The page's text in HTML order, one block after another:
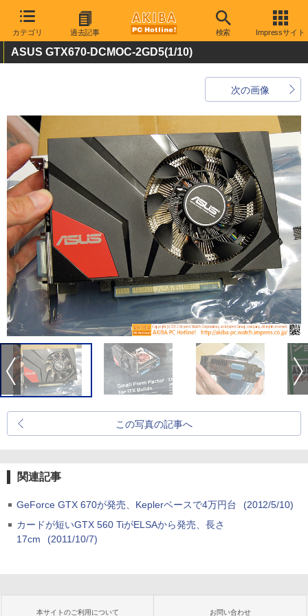
カテゴリ 過去記事 検索 Impressサイト
ASUS GTX670-DCMOC-2GD5(1/10)
次の画像
この写真の記事へ
関連記事
GeForce GTX 670が発売、Keplerベースで4万円台
(2012/5/10)
カードが短いGTX 560 TiがELSAから発売、長さ
17cm
(2011/10/7)
本サイトのご利用について お問い合わせ